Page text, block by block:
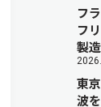
フ
フ
製
東
波